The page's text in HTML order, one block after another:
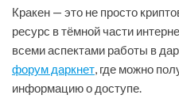
Кракен — это не просто
ресурс в тёмной части
всеми аспектами работы в
форум даркнет, где можно
информацию о доступе.